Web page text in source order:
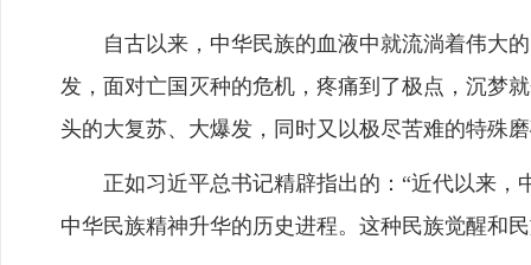
自古以来，中华民族的血液中就流淌着伟大的
发，面对亡国灭种的危机，疼痛到了极点，沉梦
头的大复苏、大爆发，同时又以极尽苦难的特殊
正如习近平总书记精辟指出的：“近代以来，
中华民族精神升华的历史进程。这种民族觉醒和